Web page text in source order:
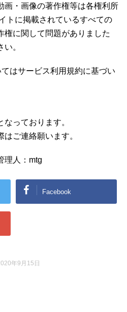
画・画像の著作権等は各権利所
トに掲載されているすべての
権に関して問題がありました
。
はサービス利用規約に基づい
っております。
ご連絡願います。
人：mtg
Facebook
年9月15日